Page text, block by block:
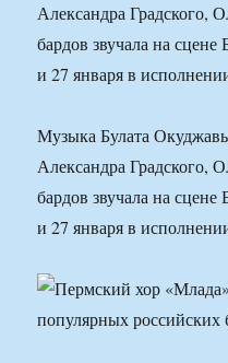
Александра Градского,
бардов звучала на
и 27 января в
Музыка Булата
Александра Градского,
бардов звучала на
и 27 января в